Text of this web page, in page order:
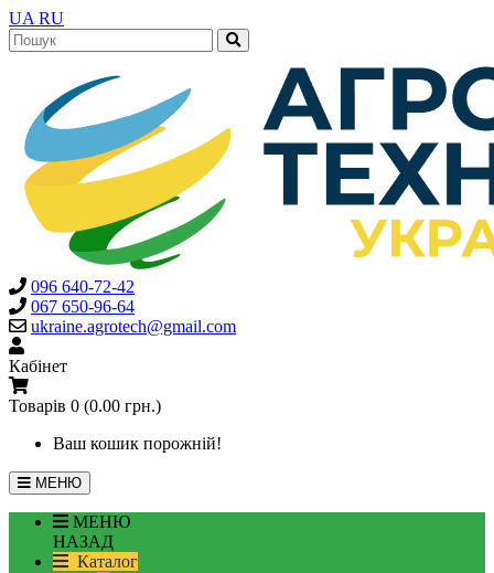
UA RU
096 640-72-42
067 650-96-64
ukraine.agrotech@gmail.com
Кабінет
Товарів 0 (0.00 грн.)
Ваш кошик порожній!
МЕНЮ
МЕНЮ
НАЗАД
Каталог